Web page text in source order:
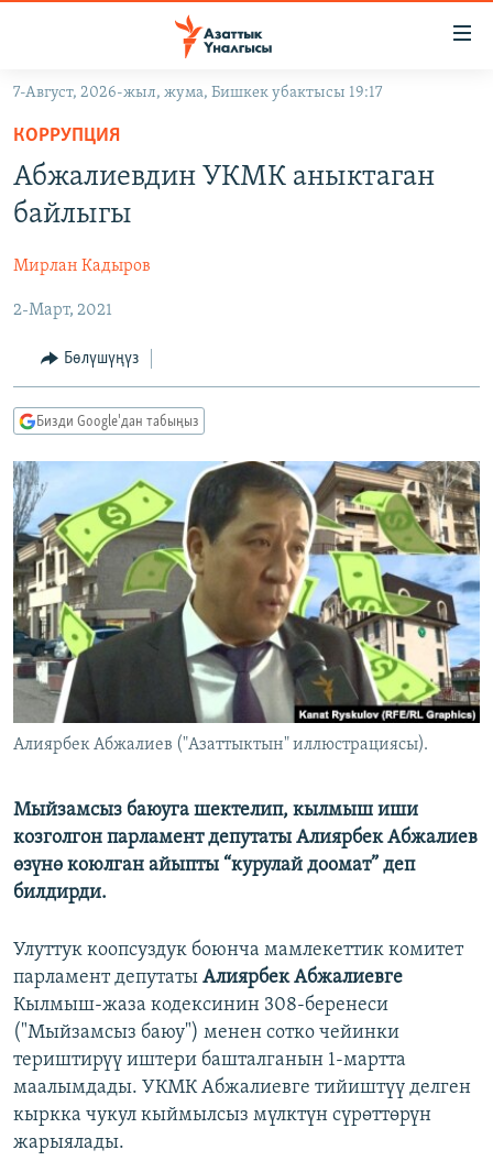
Навигацияга
өтүңүз
Издөөгө
салыңыз
КЫРГЫЗСТАН
ЭКОНОМИКА
МАДАНИЯТ
ДҮЙНӨ
БОРБОР АЗИЯ
АТАЙЫН ИЛИКТӨӨ
ТВ ПРОГРАММАЛАР
БҮГҮН АЗАТТЫКТА
БИЗ ЖАНА ДҮЙНӨ
ЭЖЕ-СИҢДИЛЕР
АЗАТТЫК+
ЫҢГАЙСЫЗ СУРООЛОР
ПОДКАСТ
ӨЗГӨЧӨ ПИКИР
ОНЛАЙН ШЕРИНЕ
ЭЕ/АРнун бардык сайттары
7-Август, 2026-жыл, жума, Бишкек убактысы 19:17
КОРРУПЦИЯ
Абжалиевдин УКМК аныктаган
байлыгы
Мирлан Кадыров
2-Март, 2021
Бөлүшүңүз
Бизди Google'дан табыңыз
Алиярбек Абжалиев ("Азаттыктын" иллюстрациясы).
Мыйзамсыз баюуга шектелип, кылмыш иши
козголгон парламент депутаты Алиярбек Абжалиев
өзүнө коюлган айыпты “курулай доомат” деп
билдирди.
Улуттук коопсуздук боюнча мамлекеттик комитет
парламент депутаты Алиярбек Абжалиевге
Кылмыш-жаза кодексинин 308-беренеси
("Мыйзамсыз баюу") менен сотко чейинки
териштирүү иштери башталганын 1-мартта
маалымдады. УКМК Абжалиевге тийиштүү делген
кыркка чукул кыймылсыз мүлктүн сүрөттөрүн
жарыялады.